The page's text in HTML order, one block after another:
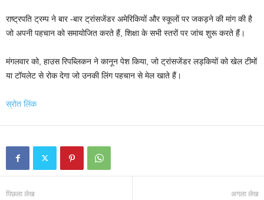
राष्ट्रपति ट्रम्प ने बार -बार ट्रांसजेंडर अमेरिकियों और स्कूलों पर जकड़ने की मांग की है
जो अपनी पहचान को समायोजित करते हैं, शिक्षा के सभी स्तरों पर जांच शुरू करते हैं।
मंगलवार को, हाउस रिपब्लिकन ने कानून पेश किया, जो ट्रांसजेंडर लड़कियों को खेल टीमों
या टॉयलेट से रोक देगा जो उनकी लिंग पहचान से मेल खाते हैं।
स्रोत लिंक
पिछला लेख अगला लेख